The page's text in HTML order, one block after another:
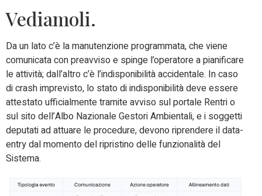
Vediamoli.
Da un lato c’è la manutenzione programmata, che viene
comunicata con preavviso e spinge l’operatore a pianificare
le attività; dall’altro c’è l’indisponibilità accidentale. In caso
di crash imprevisto, lo stato di indisponibilità deve essere
attestato ufficialmente tramite avviso sul portale Rentri o
sul sito dell’Albo Nazionale Gestori Ambientali, e i soggetti
deputati ad attuare le procedure, devono riprendere il data-
entry dal momento del ripristino delle funzionalità del
Sistema.